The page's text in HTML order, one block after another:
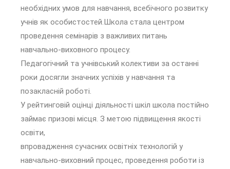
необхідних умов для навчання, всебічного розвитку
учнів як особистостей.Школа стала центром
проведення семінарів з важливих питань
навчально-виховного процесу.
Педагогічний та учнівський колективи за останні
роки досягли значних успіхів у навчання та
позакласній роботі.
У рейтинговій оцінці діяльності шкіл школа постійно
займає призові місця. З метою підвищення якості
освіти,
впровадження сучасних освітніх технологій у
навчально-виховний процес, проведення роботи із